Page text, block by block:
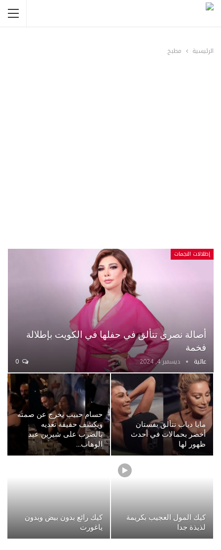
الرئيسية مطبخ
إطلالات النجمات
أصالة نصري تتألق في حفلها في الكويت بإطلالة
فخمة
عالية ديسمبر 4, 2024
مايا دياب تتألق بفستان
أخضر بحمالات في أحدث
ظهور لها
حسام حبيب يخرج عن صمته
ويكشف حقيقة تعديه
بالضرب على شيرين عبد
الوهاب…
كيك المول العجيب بكريمة
لذيذة جدا
كيك رائع بدون بيض وبدون
ياغورت